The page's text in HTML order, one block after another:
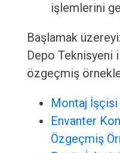
işlemlerini
Başlamak
Depo Teknisyeni
özgeçmiş
Montaj
Envanter
Özgeçmiş